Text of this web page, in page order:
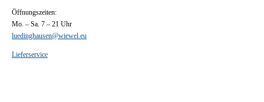
Öffnungszeiten:
Mo. – Sa. 7 – 21 Uhr
luedinghausen@wiewel.eu
Lieferservice